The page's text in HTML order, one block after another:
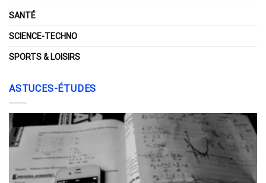
SANTÉ
SCIENCE-TECHNO
SPORTS & LOISIRS
ASTUCES-ÉTUDES